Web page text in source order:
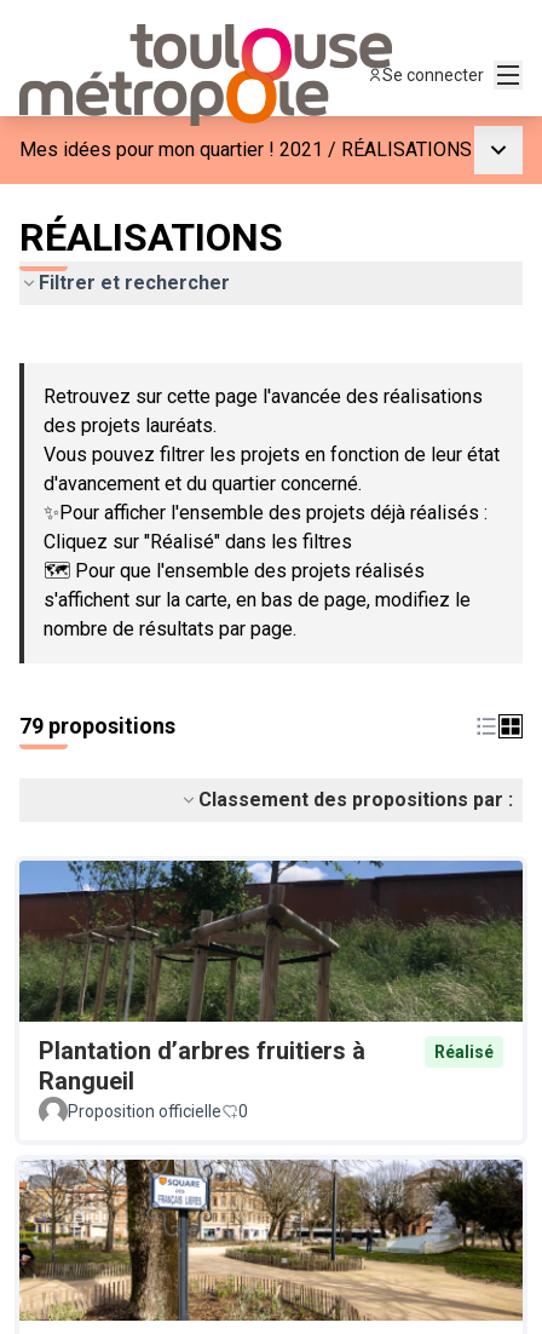
Se connecter
Mes idées pour mon quartier ! 2021 / RÉALISATIONS
RÉALISATIONS
Filtrer et rechercher
−
Retrouvez sur cette page l'avancée des réalisations
des projets lauréats.
Vous pouvez filtrer les projets en fonction de leur état
d'avancement et du quartier concerné.
✨Pour afficher l'ensemble des projets déjà réalisés :
Cliquez sur "Réalisé" dans les filtres
🗺️ Pour que l'ensemble des projets réalisés
s'affichent sur la carte, en bas de page, modifiez le
nombre de résultats par page.
79 propositions
Classement des propositions par :
Plantation d’arbres fruitiers à
Rangueil
Réalisé
Proposition officielle 0